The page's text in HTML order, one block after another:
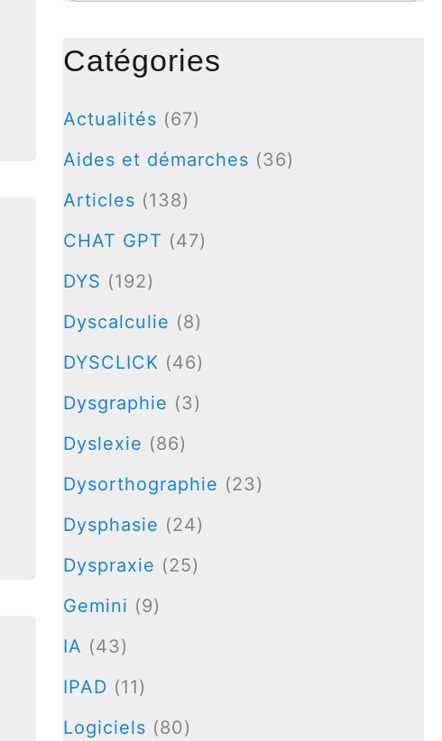
Catégories
Actualités (67)
Aides et démarches (36)
Articles (138)
CHAT GPT (47)
DYS (192)
Dyscalculie (8)
DYSCLICK (46)
Dysgraphie (3)
Dyslexie (86)
Dysorthographie (23)
Dysphasie (24)
Dyspraxie (25)
Gemini (9)
IA (43)
IPAD (11)
Logiciels (80)